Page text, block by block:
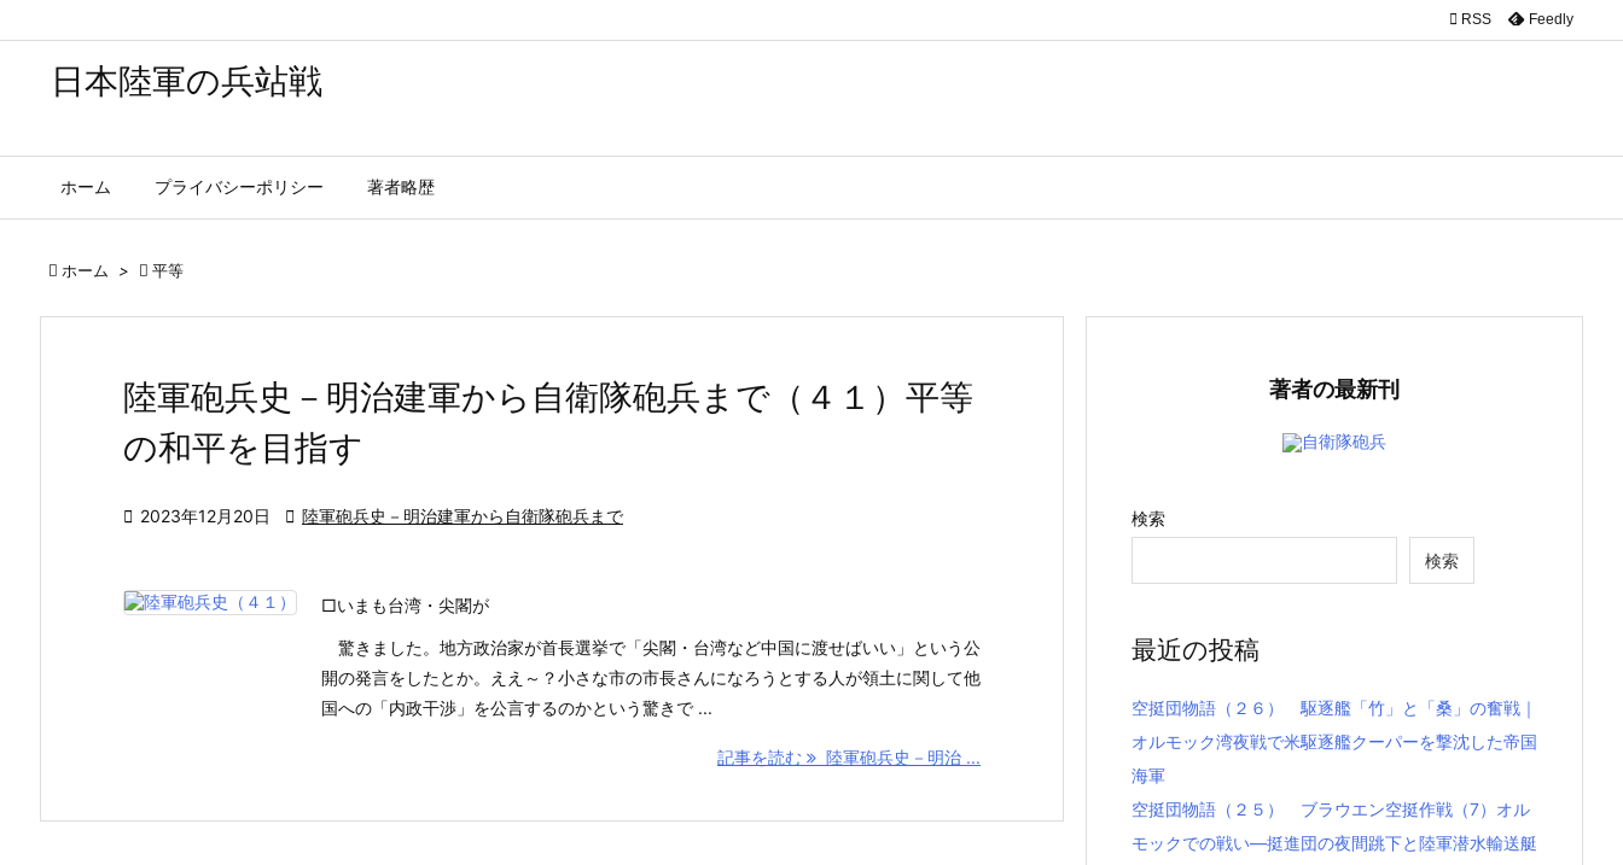
日本陸軍の兵站戦
ホーム プライバシーポリシー 著者略歴
 RSS Feedly
 ホーム >  平等
陸軍砲兵史－明治建軍から自衛隊砲兵まで（４１）平等
の和平を目指す
 2023年12月20日  陸軍砲兵史－明治建軍から自衛隊砲兵まで
□いまも台湾・尖閣が
驚きました。地方政治家が首長選挙で「尖閣・台湾など中国に渡せばいい」という公
開の発言をしたとか。ええ～？小さな市の市長さんになろうとする人が領土に関して他
国への「内政干渉」を公言するのかという驚きで ...
記事を読む 陸軍砲兵史－明治 ...
著者の最新刊
自衛隊砲兵
検索
検索
最近の投稿
空挺団物語（２６） 駆逐艦「竹」と「桑」の奮戦｜
オルモック湾夜戦で米駆逐艦クーパーを撃沈した帝国
海軍
空挺団物語（２５） ブラウエン空挺作戦（7）オル
モックでの戦い―挺進団の夜間跳下と陸軍潜水輸送艇